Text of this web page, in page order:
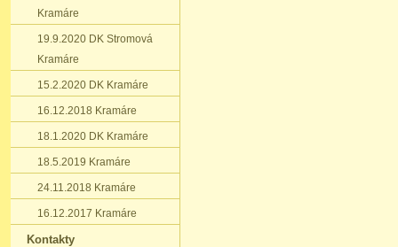
Kramáre
19.9.2020 DK Stromová
Kramáre
15.2.2020 DK Kramáre
16.12.2018 Kramáre
18.1.2020 DK Kramáre
18.5.2019 Kramáre
24.11.2018 Kramáre
16.12.2017 Kramáre
Kontakty